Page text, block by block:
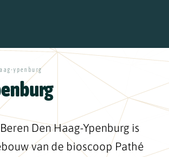
ypenburg
Den Haag-Ypenburg is
van de bioscoop Pathé